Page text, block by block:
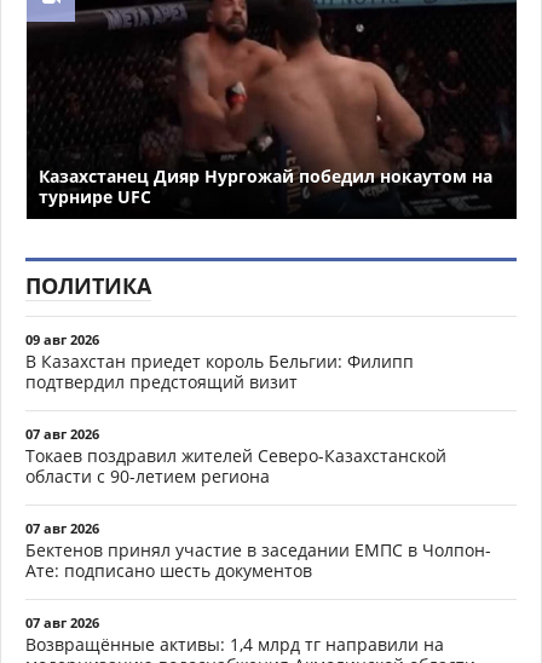
Казахстанец Дияр Нургожай победил нокаутом на
турнире UFC
ПОЛИТИКА
09 авг 2026
В Казахстан приедет король Бельгии: Филипп
подтвердил предстоящий визит
07 авг 2026
Токаев поздравил жителей Северо-Казахстанской
области с 90-летием региона
07 авг 2026
Бектенов принял участие в заседании ЕМПС в Чолпон-
Ате: подписано шесть документов
07 авг 2026
Возвращённые активы: 1,4 млрд тг направили на